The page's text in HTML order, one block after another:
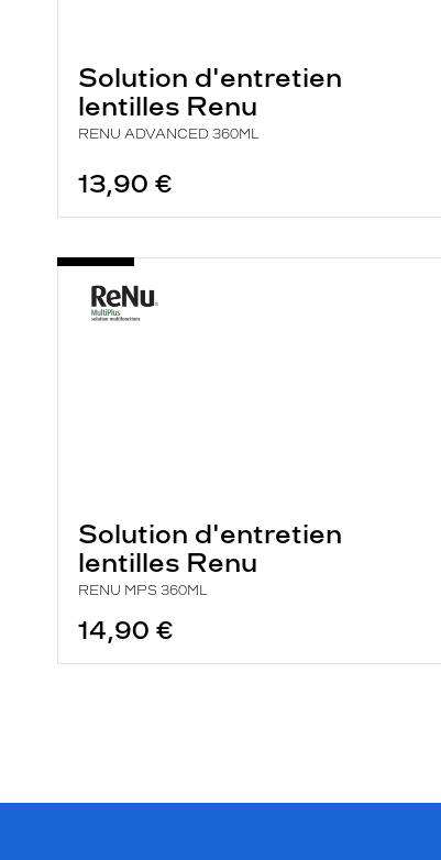
Solution d'entretien
lentilles Renu
RENU ADVANCED 360ML
13,90 €
Solution d'entretien
lentilles Renu
RENU MPS 360ML
14,90 €